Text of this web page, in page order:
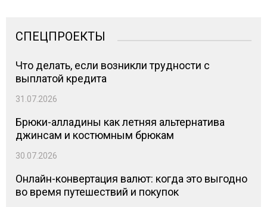
СПЕЦПРОЕКТЫ
Что делать, если возникли трудности с
выплатой кредита
31.07.2026
Брюки-алладины как летняя альтернатива
джинсам и костюмным брюкам
30.07.2026
Онлайн-конвертация валют: когда это выгодно
во время путешествий и покупок